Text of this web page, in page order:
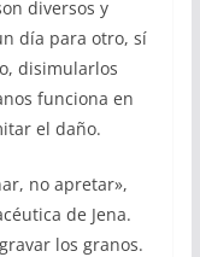
diversos y
día para otro, sí
disimularlos
funciona en
el daño.
no apretar»,
de Jena.
los granos.